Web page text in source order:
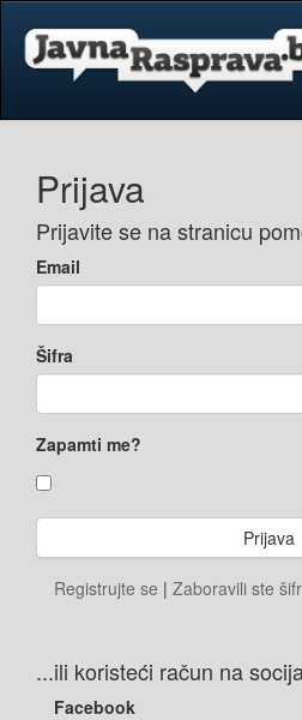
Prijava
Prijavite se na stranicu
Email
Šifra
Zapamti me?
Registrujte se | Zaboravili ste
...ili koristeći račun na
Facebook